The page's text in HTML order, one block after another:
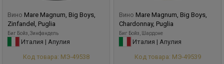
Вино Mare Magnum, Big Boys,
Zinfandel, Puglia
Биг Бойз, Зинфандель
Италия | Апулия
Код товара: МЭ-49538
Вино Mare Magnum, Big Boys,
Chardonnay, Puglia
Биг Бойз, Шардоне
Италия | Апулия
Код товара: МЭ-49539